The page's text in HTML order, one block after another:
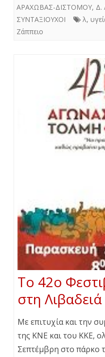
ΑΡΑΧΩΒΑΣ-ΔΙΣΤΟΜΟΥ, Δ.
ΣΥΝΤΑΞΙΟΥΧΟΙ
λ,
Ζάππειο
Το 42ο
στη Λιβαδειά
Με επιτυχία και την
της ΚΝΕ και του ΚΚΕ,
Σεπτέμβρη στο πάρκο